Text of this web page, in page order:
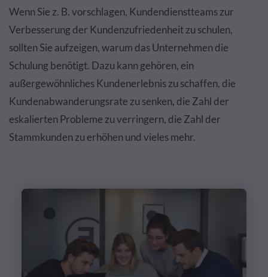
Wenn Sie z. B. vorschlagen, Kundendienstteams zur
Verbesserung der Kundenzufriedenheit zu schulen,
sollten Sie aufzeigen, warum das Unternehmen die
Schulung benötigt. Dazu kann gehören, ein
außergewöhnliches Kundenerlebnis zu schaffen, die
Kundenabwanderungsrate zu senken, die Zahl der
eskalierten Probleme zu verringern, die Zahl der
Stammkunden zu erhöhen und vieles mehr.